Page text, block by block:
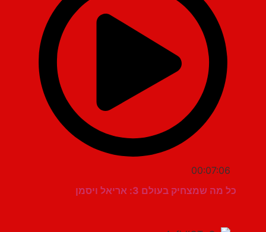
00:07:06
כל מה שמצחיק בעולם 3: אריאל ויסמן